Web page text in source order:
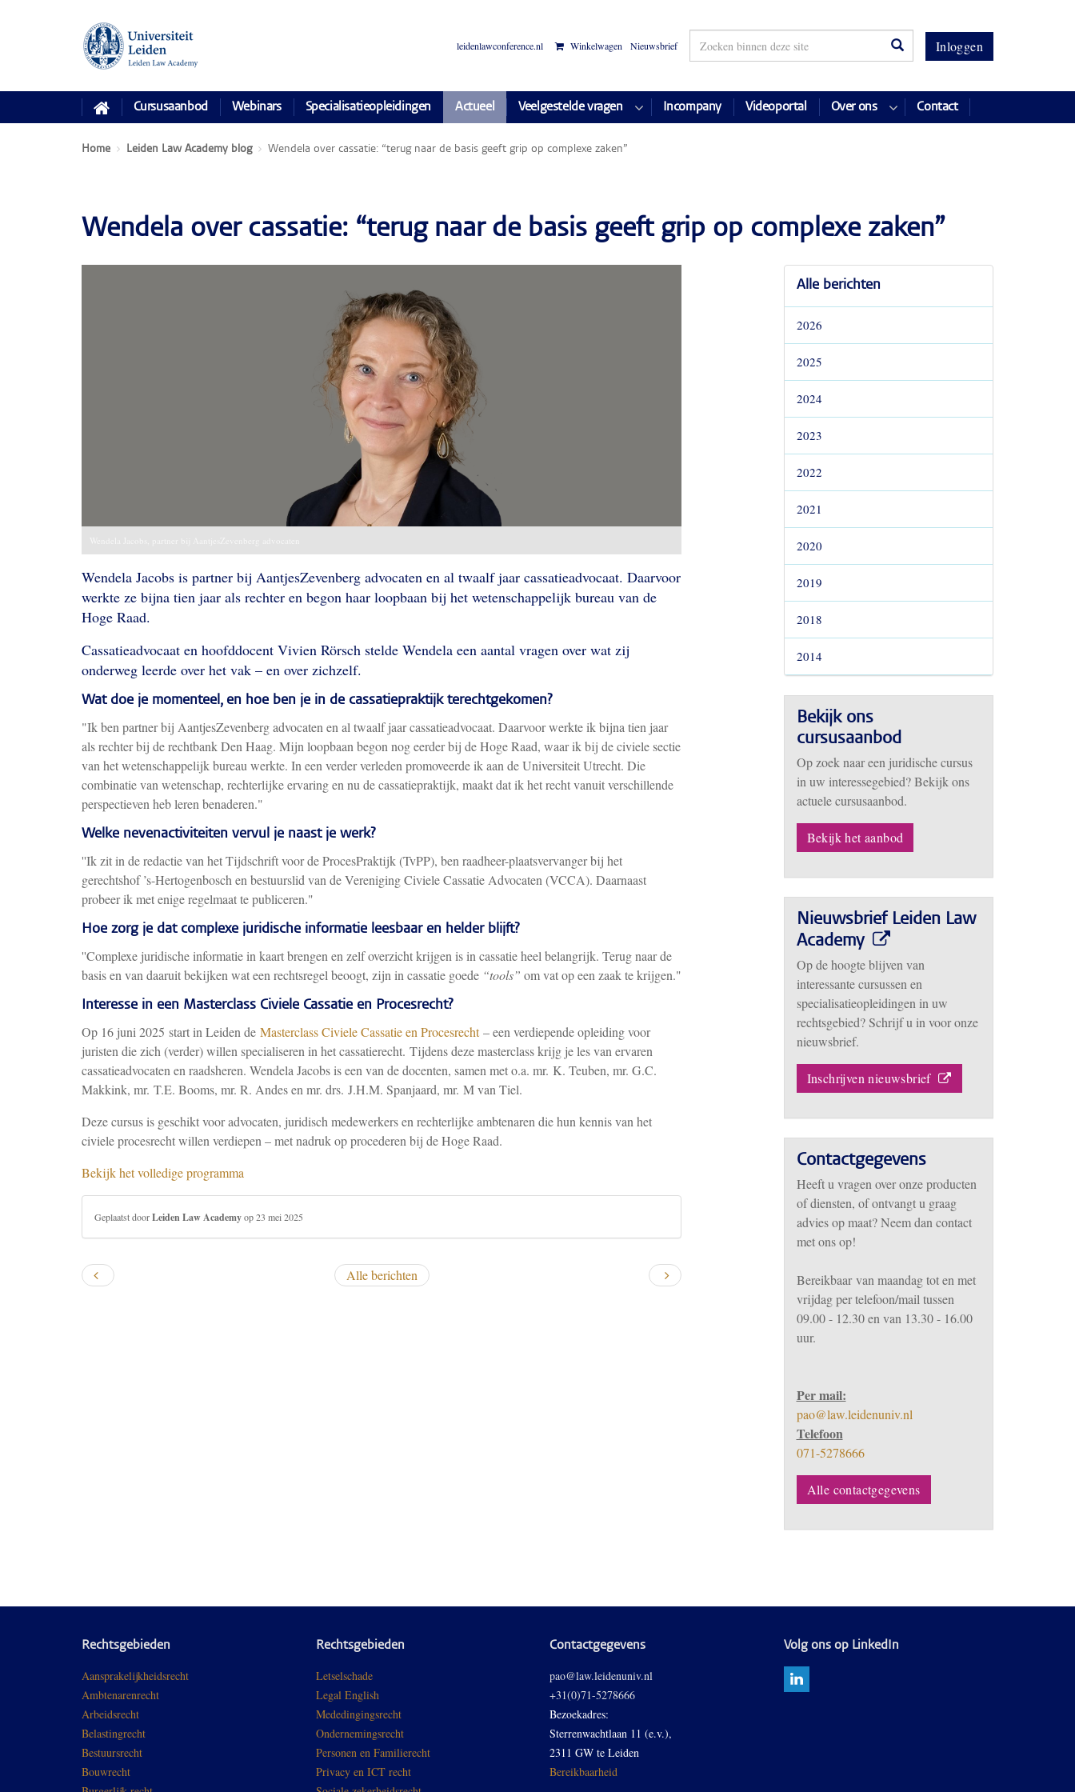
Inloggen
leidenlawconference.nl Winkelwagen Nieuwsbrief
Cursusaanbod Webinars Specialisatieopleidingen Actueel Veelgestelde vragen Incompany Videoportal Over ons Contact
Home Leiden Law Academy blog Wendela over cassatie: “terug naar de basis geeft grip op complexe zaken”
Wendela over cassatie: “terug naar de basis geeft grip op complexe zaken”
Wendela Jacobs is partner bij AantjesZevenberg advocaten en al twaalf jaar cassatieadvocaat. Daarvoor
werkte ze bijna tien jaar als rechter en begon haar loopbaan bij het wetenschappelijk bureau van de
Hoge Raad.
Cassatieadvocaat en hoofddocent Vivien Rörsch stelde Wendela een aantal vragen over wat zij
onderweg leerde over het vak – en over zichzelf.
Wat doe je momenteel, en hoe ben je in de cassatiepraktijk terechtgekomen?
"Ik ben partner bij AantjesZevenberg advocaten en al twaalf jaar cassatieadvocaat. Daarvoor werkte ik bijna tien jaar
als rechter bij de rechtbank Den Haag. Mijn loopbaan begon nog eerder bij de Hoge Raad, waar ik bij de civiele sectie
van het wetenschappelijk bureau werkte. In een verder verleden promoveerde ik aan de Universiteit Utrecht. Die
combinatie van wetenschap, rechterlijke ervaring en nu de cassatiepraktijk, maakt dat ik het recht vanuit verschillende
perspectieven heb leren benaderen."
Welke nevenactiviteiten vervul je naast je werk?
''Ik zit in de redactie van het Tijdschrift voor de ProcesPraktijk (TvPP), ben raadheer-plaatsvervanger bij het
gerechtshof ’s-Hertogenbosch en bestuurslid van de Vereniging Civiele Cassatie Advocaten (VCCA). Daarnaast
probeer ik met enige regelmaat te publiceren."
Hoe zorg je dat complexe juridische informatie leesbaar en helder blijft?
''Complexe juridische informatie in kaart brengen en zelf overzicht krijgen is in cassatie heel belangrijk. Terug naar de
basis en van daaruit bekijken wat een rechtsregel beoogt, zijn in cassatie goede “tools” om vat op een zaak te krijgen."
Interesse in een Masterclass Civiele Cassatie en Procesrecht?
Op 16 juni 2025 start in Leiden de Masterclass Civiele Cassatie en Procesrecht– een verdiepende opleiding voor
juristen die zich (verder) willen specialiseren in het cassatierecht. Tijdens deze masterclass krijg je les van ervaren
cassatieadvocaten en raadsheren. Wendela Jacobs is een van de docenten, samen met o.a. mr. K. Teuben, mr. G.C.
Makkink, mr. T.E. Booms, mr. R. Andes en mr. drs. J.H.M. Spanjaard, mr. M van Tiel.
Deze cursus is geschikt voor advocaten, juridisch medewerkers en rechterlijke ambtenaren die hun kennis van het
civiele procesrecht willen verdiepen – met nadruk op procederen bij de Hoge Raad.
Bekijk het volledige programma
Geplaatst doorLeiden Law Academyop 23 mei 2025
Alle berichten
Alle berichten
2026
2025
2024
2023
2022
2021
2020
2019
2018
2014
Bekijk ons
cursusaanbod
Op zoek naar een juridische cursus
in uw interessegebied? Bekijk ons
actuele cursusaanbod.
Bekijk het aanbod
Nieuwsbrief Leiden Law
Academy
Op de hoogte blijven van
interessante cursussen en
specialisatieopleidingen in uw
rechtsgebied? Schrijf u in voor onze
nieuwsbrief.
Inschrijven nieuwsbrief
Contactgegevens
Heeft u vragen over onze producten
of diensten, of ontvangt u graag
advies op maat? Neem dan contact
met ons op!
Bereikbaarvan maandag tot en met
vrijdag per telefoon/mail tussen
09.00 - 12.30 en van 13.30 - 16.00
uur.
Per mail:
pao@law.leidenuniv.nl
Telefoon
071-5278666
Alle contactgegevens
Rechtsgebieden
Aansprakelijkheidsrecht
Ambtenarenrecht
Arbeidsrecht
Belastingrecht
Bestuursrecht
Bouwrecht
Rechtsgebieden
Letselschade
Legal English
Mededingingsrecht
Ondernemingsrecht
Personen en Familierecht
Privacy en ICT recht
Contactgegevens
pao@law.leidenuniv.nl
+31(0)71-5278666
Bezoekadres:
Sterrenwachtlaan 11 (e.v.),
2311 GW te Leiden
Bereikbaarheid
Volg ons op LinkedIn